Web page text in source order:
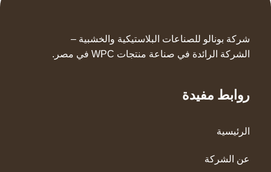
شركة بونالو للصناعات البلاستيكية والخشبية –
الشركة الرائدة في صناعة منتجات WPC في مصر.
روابط مفيدة
الرئيسية
عن الشركة